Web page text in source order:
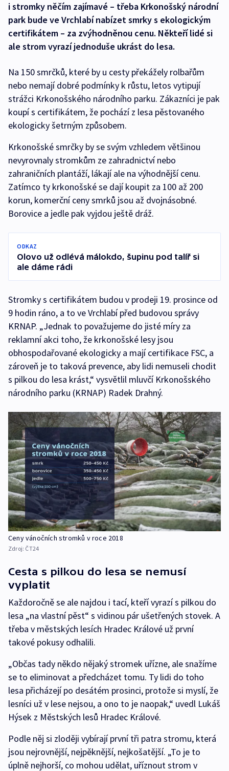
i stromky něčím zajímavé – třeba Krkonošský národní
park bude ve Vrchlabí nabízet smrky s ekologickým
certifikátem – za zvýhodněnou cenu. Někteří lidé si
ale strom vyrazí jednoduše ukrást do lesa.
Na 150 smrčků, které by u cesty překážely rolbařům
nebo nemají dobré podmínky k růstu, letos vytipují
strážci Krkonošského národního parku. Zákazníci je pak
koupí s certifikátem, že pochází z lesa pěstovaného
ekologicky šetrným způsobem.
Krkonošské smrčky by se svým vzhledem většinou
nevyrovnaly stromkům ze zahradnictví nebo
zahraničních plantáží, lákají ale na výhodnější cenu.
Zatímco ty krkonošské se dají koupit za 100 až 200
korun, komerční ceny smrků jsou až dvojnásobné.
Borovice a jedle pak vyjdou ještě dráž.
ODKAZ
Olovo už odlévá málokdo, šupinu pod talíř si
ale dáme rádi
Stromky s certifikátem budou v prodeji 19. prosince od
9 hodin ráno, a to ve Vrchlabí před budovou správy
KRNAP. „Jednak to považujeme do jisté míry za
reklamní akci toho, že krkonošské lesy jsou
obhospodařované ekologicky a mají certifikace FSC, a
zároveň je to taková prevence, aby lidi nemuseli chodit
s pilkou do lesa krást,“ vysvětlil mluvčí Krkonošského
národního parku (KRNAP) Radek Drahný.
Ceny vánočních stromků v roce 2018
Zdroj: ČT24
Cesta s pilkou do lesa se nemusí
vyplatit
Každoročně se ale najdou i tací, kteří vyrazí s pilkou do
lesa „na vlastní pěst“ s vidinou pár ušetřených stovek. A
třeba v městských lesích Hradec Králové už první
takové pokusy odhalili.
„Občas tady někdo nějaký stromek uřízne, ale snažíme
se to eliminovat a předcházet tomu. Ty lidi do toho
lesa přicházejí po desátém prosinci, protože si myslí, že
lesníci už v lese nejsou, a ono to je naopak,“ uvedl Lukáš
Hýsek z Městských lesů Hradec Králové.
Podle něj si zloději vybírají první tři patra stromu, která
jsou nejrovnější, nejpěknější, nejkošatější. „To je to
úplně nejhorší, co mohou udělat, uříznout strom v